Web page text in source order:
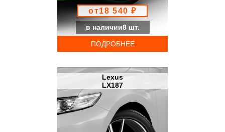
от18 540 ₽
в наличии8 шт.
ПОДРОБНЕЕ
Lexus
LX187